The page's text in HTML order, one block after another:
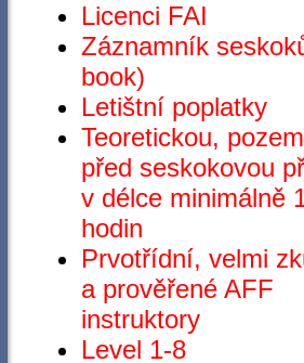
Licenci FAI
Záznamník
book)
Letištní poplatky
Teoretickou,
před seskokovou
v délce minimálně
hodin
Prvotřídní, velmi
a prověřené AFF
instruktory
Level 1-8